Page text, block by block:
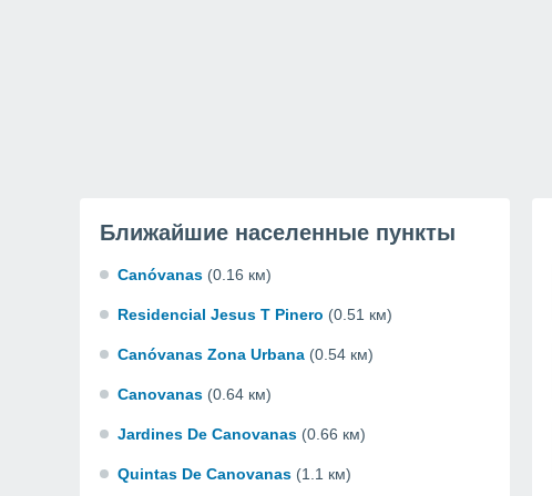
Ближайшие населенные пункты
Canóvanas (0.16 км)
Residencial Jesus T Pinero (0.51 км)
Canóvanas Zona Urbana (0.54 км)
Canovanas (0.64 км)
Jardines De Canovanas (0.66 км)
Quintas De Canovanas (1.1 км)